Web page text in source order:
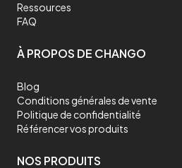
Ressources
FAQ
À PROPOS DE CHANGO
Blog
Conditions générales de vente
Politique de confidentialité
Référencer vos produits
NOS PRODUITS